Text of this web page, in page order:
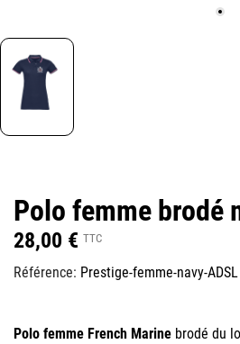
Polo femme brodé
28,00 € TTC
Référence: Prestige-femme-navy-ADSL
Polo femme French Marine brodé du